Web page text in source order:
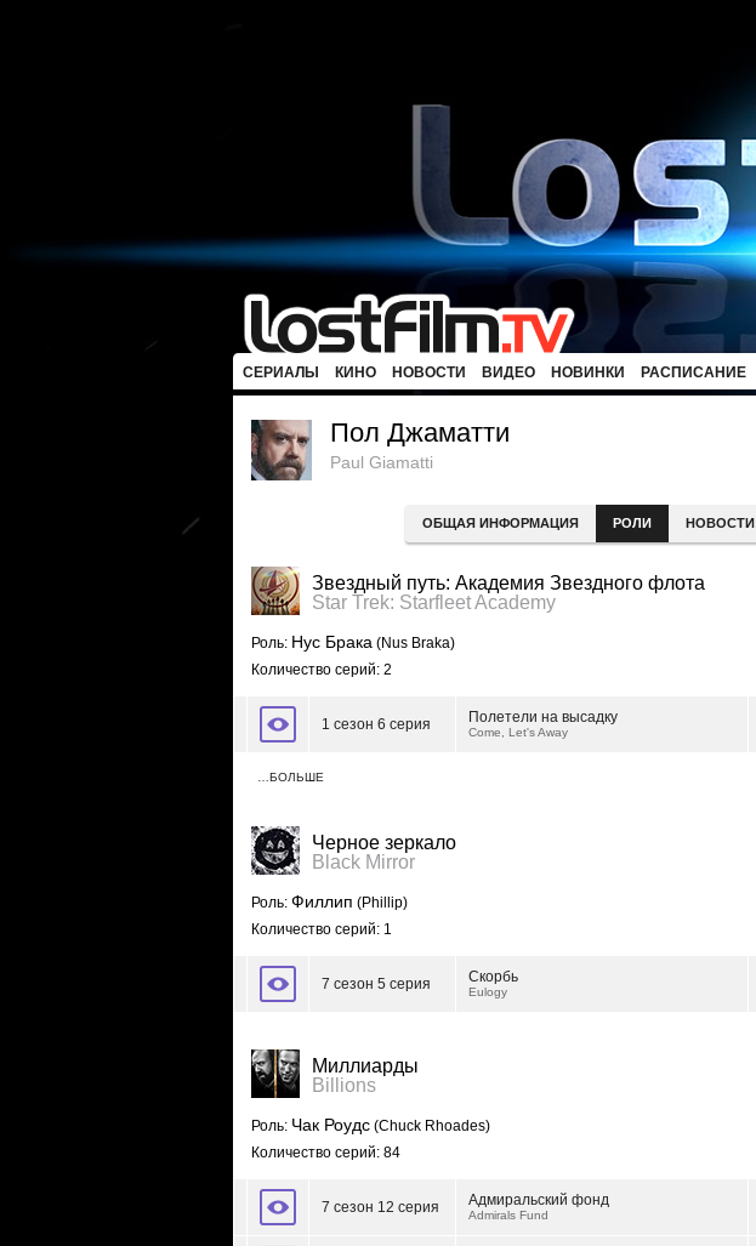
СЕРИАЛЫ КИНО НОВОСТИ ВИДЕО НОВИНКИ РАСПИСАНИЕ
Пол Джаматти
Paul Giamatti
ОБЩАЯ ИНФОРМАЦИЯ РОЛИ НОВОСТИ
Звездный путь: Академия Звездного флота
Star Trek: Starfleet Academy
Роль: Нус Брака (Nus Braka)
Количество серий: 2
1 сезон 6 серия Полетели на высадку
Come, Let's Away
…БОЛЬШЕ
Черное зеркало
Black Mirror
Роль: Филлип (Phillip)
Количество серий: 1
7 сезон 5 серия Скорбь
Eulogy
Миллиарды
Billions
Роль: Чак Роудс (Chuck Rhoades)
Количество серий: 84
7 сезон 12 серия Адмиральский фонд
Admirals Fund